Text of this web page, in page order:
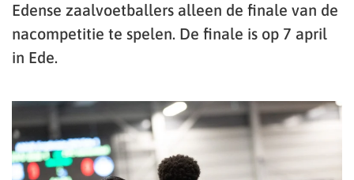
Edense zaalvoetballers alleen de finale van de
nacompetitie te spelen. De finale is op 7 april
in Ede.